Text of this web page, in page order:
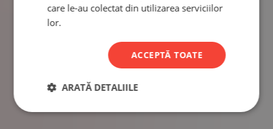
care le-au colectat din utilizarea serviciilor
lor.
ACCEPTĂ TOATE
ARATĂ DETALIILE